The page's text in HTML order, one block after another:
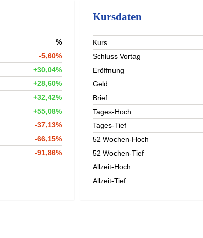
%
-5,60%
+30,04%
+28,60%
+32,42%
+55,08%
-37,13%
-66,15%
-91,86%
Kursdaten
Kurs
Schluss Vortag
Eröffnung
Geld
Brief
Tages-Hoch
Tages-Tief
52 Wochen-Hoch
52 Wochen-Tief
Allzeit-Hoch
Allzeit-Tief